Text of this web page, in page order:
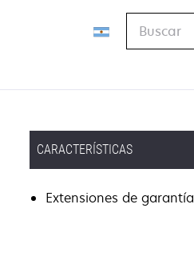
CARACTERÍSTICAS
Extensiones de garantía